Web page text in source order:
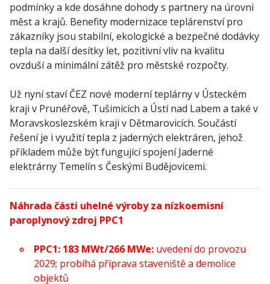
podmínky a kde dosáhne dohody s partnery na úrovni
měst a krajů. Benefity modernizace teplárenství pro
zákazníky jsou stabilní, ekologické a bezpečné dodávky
tepla na další desítky let, pozitivní vliv na kvalitu
ovzduší a minimální zátěž pro městské rozpočty.
Už nyní staví ČEZ nové moderní teplárny v Ústeckém
kraji v Prunéřově, Tušimicích a Ústí nad Labem a také v
Moravskoslezském kraji v Dětmarovicích. Součástí
řešení je i využití tepla z jaderných elektráren, jehož
příkladem může být fungující spojení Jaderné
elektrárny Temelín s Českými Budějovicemi.
Náhrada části uhelné výroby za nízkoemisní
paroplynový zdroj PPC1
PPC1: 183 MWt/266 MWe: uvedení do provozu
2029; probíhá příprava staveniště a demolice
objektů